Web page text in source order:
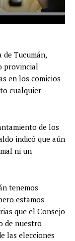
Tucumán,
provincial
en los comicios
cualquier
de los
indicó que aún
ni un
tenemos
estamos
que el Consejo
de nuestro
las elecciones